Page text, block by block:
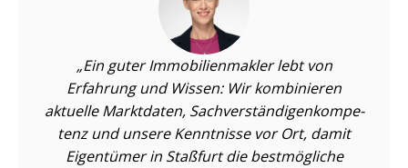
Ein guter Im­mo­bi­li­en­mak­ler lebt von
Erfahrung und Wissen: Wir kombinieren
aktuelle Marktdaten, Sach­ver­stän­di­gen­kom­pe­
tenz und unsere Kenntnisse vor Ort, damit
Eigentümer in Staßfurt die bestmögliche